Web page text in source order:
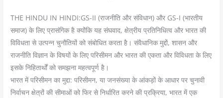
THE HINDU IN HINDI:GS-II (राजनीति और संविधान) और GS-I (भारतीय
समाज) के लिए प्रासंगिक है क्योंकि यह संघवाद, क्षेत्रीय प्रतिनिधित्व और भारत की
विविधता से उत्पन्न चुनौतियों को संबोधित करता है। संवैधानिक मुद्दों, शासन और
राजनीति विज्ञान के विषयों के लिए परिसीमन और भारत की एकता और विविधता के लिए
इसके निहितार्थों को समझना महत्वपूर्ण है।
भारत में परिसीमन का मुद्दा: परिसीमन, या जनसंख्या के आंकड़ों के आधार पर चुनावी
निर्वाचन क्षेत्रों की सीमाओं को फिर से निर्धारित करने की प्रक्रिया, भारत में एक